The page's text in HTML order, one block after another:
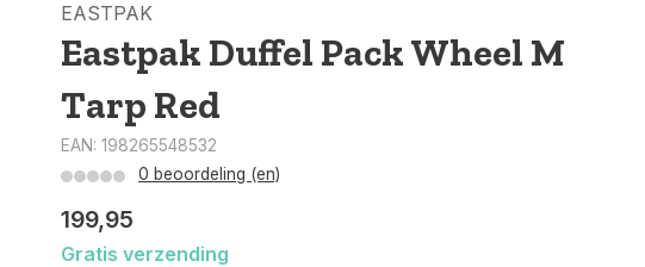
EASTPAK
Eastpak Duffel Pack Wheel M
Tarp Red
EAN: 198265548532
0 beoordeling (en)
199,95
Gratis verzending